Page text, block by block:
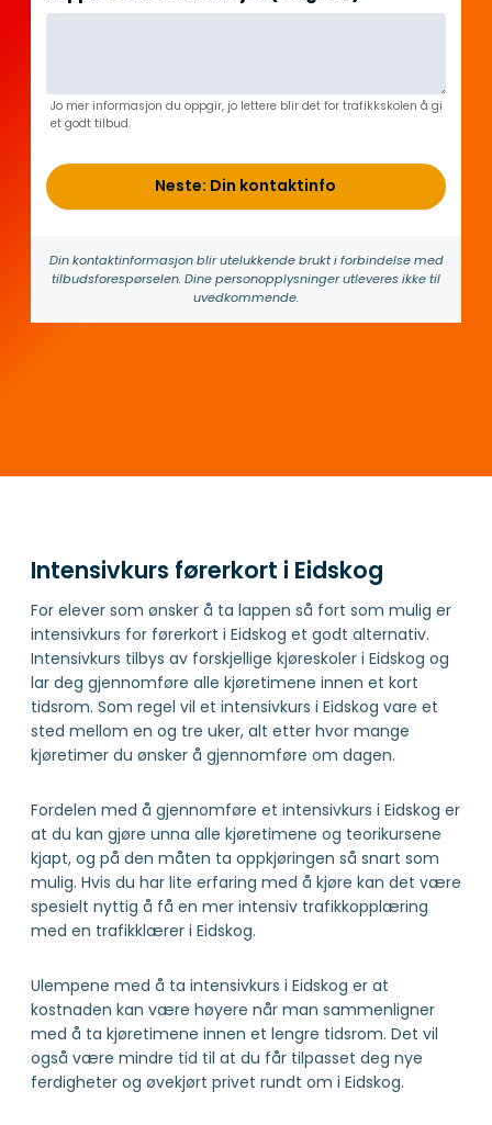
d
Jo mer informasjon du oppgir, jo lettere blir det for trafikkskolen å gi
et godt tilbud.
Neste: Din kontaktinfo
Din kontakt­informasjon blir utelukkende brukt i forbindelse med
tilbuds­forespørselen. Dine person­­opplysninger utleveres ikke til
uvedkommende.
Intensivkurs førerkort i Eidskog
For elever som ønsker å ta lappen så fort som mulig er
intensivkurs for førerkort i Eidskog et godt alternativ.
Intensivkurs tilbys av forskjellige kjøreskoler i Eidskog og
lar deg gjennomføre alle kjøretimene innen et kort
tidsrom. Som regel vil et intensivkurs i Eidskog vare et
sted mellom en og tre uker, alt etter hvor mange
kjøretimer du ønsker å gjennomføre om dagen.
Fordelen med å gjennomføre et intensivkurs i Eidskog er
at du kan gjøre unna alle kjøretimene og teorikursene
kjapt, og på den måten ta oppkjøringen så snart som
mulig. Hvis du har lite erfaring med å kjøre kan det være
spesielt nyttig å få en mer intensiv trafikkopplæring
med en trafikklærer i Eidskog.
Ulempene med å ta intensivkurs i Eidskog er at
kostnaden kan være høyere når man sammenligner
med å ta kjøretimene innen et lengre tidsrom. Det vil
også være mindre tid til at du får tilpasset deg nye
ferdigheter og øvekjørt privet rundt om i Eidskog.